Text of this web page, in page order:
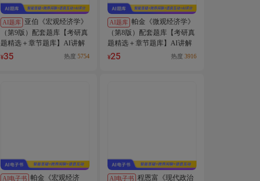
AI题库 亚伯《宏观经济学》
（第9版）配套题库【考研真
题精选＋章节题库】AI讲解
¥35 热度 5754
AI题库 帕金《微观经济学》
（第8版）配套题库【考研真
题精选＋章节题库】AI讲解
¥25 热度 3916
AI电子书 帕金《宏观经济 AI电子书 程恩富《现代政治